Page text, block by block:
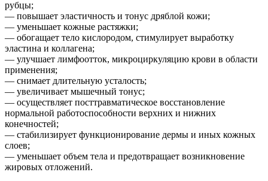
рубцы;
— повышает эластичность и тонус дряблой кожи;
— уменьшает кожные растяжки;
— обогащает тело кислородом, стимулирует выработку
эластина и коллагена;
— улучшает лимфоотток, микроциркуляцию крови в области
применения;
— снимает длительную усталость;
— увеличивает мышечный тонус;
— осуществляет посттравматическое восстановление
нормальной работоспособности верхних и нижних
конечностей;
— стабилизирует функционирование дермы и иных кожных
слоев;
— уменьшает объем тела и предотвращает возникновение
жировых отложений.